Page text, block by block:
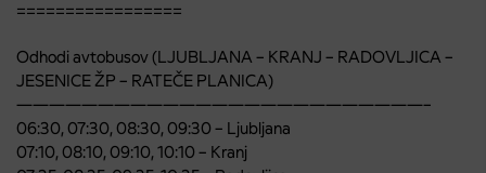
=================
Odhodi avtobusov (LJUBLJANA – KRANJ – RADOVLJICA –
JESENICE ŽP – RATEČE PLANICA)
—————————————————————————–
06:30, 07:30, 08:30, 09:30 – Ljubljana
07:10, 08:10, 09:10, 10:10 – Kranj